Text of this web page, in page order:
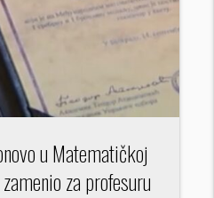
u Matematičkoj
za profesuru